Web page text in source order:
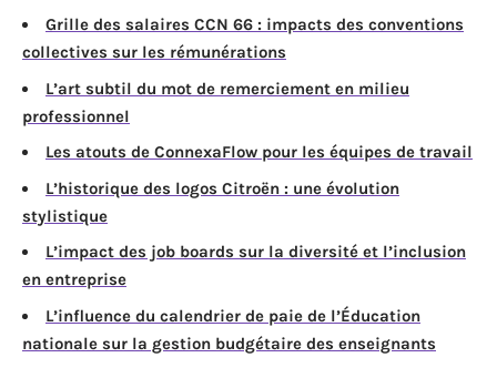
Grille des salaires CCN 66 : impacts des conventions
collectives sur les rémunérations
L’art subtil du mot de remerciement en milieu
professionnel
Les atouts de ConnexaFlow pour les équipes de travail
L’historique des logos Citroën : une évolution
stylistique
L’impact des job boards sur la diversité et l’inclusion
en entreprise
L’influence du calendrier de paie de l’Éducation
nationale sur la gestion budgétaire des enseignants